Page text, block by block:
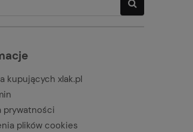
kupujących xlak.pl
prywatności
plików cookies